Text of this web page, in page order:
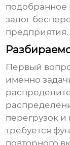
подобранное
залог
предприятия.
Первый
именно
перегрузок
требуется